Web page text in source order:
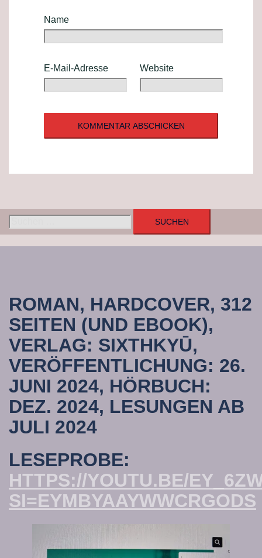
Name
E-Mail-Adresse Website
nach:
ROMAN, HARDCOVER, 312
SEITEN (UND EBOOK),
VERLAG: SIXTHKYŪ,
VERÖFFENTLICHUNG: 26.
JUNI 2024, HÖRBUCH:
DEZ. 2024, LESUNGEN AB
JULI 2024
LESEPROBE:
HTTPS://YOUTU.BE/
SI=EYMBYAAYWWCRGODS